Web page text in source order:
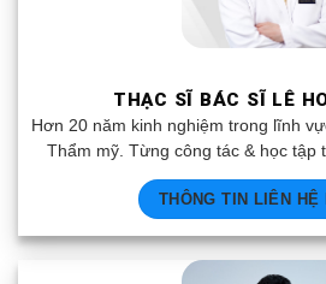
THẠC SĨ BÁC SĨ LÊ
Hơn 20 năm kinh nghiệm trong lĩnh
Thẩm mỹ. Từng công tác & học tập
THÔNG TIN LIÊN HỆ